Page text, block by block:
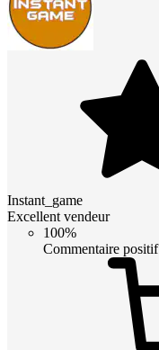
Instant_game
Excellent vendeur
100%
Commentaire positif